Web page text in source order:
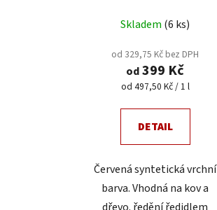
Skladem (6 ks)
od 329,75 Kč bez DPH
od399 Kč
Měrná
od 497,50 Kč / 1 l
DETAIL
Červená syntetická vrchní
barva. Vhodná na kov a
dřevo. ředění ředidlem